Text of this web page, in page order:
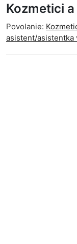
Kozmetici
Povolanie:
asistent/asistentka